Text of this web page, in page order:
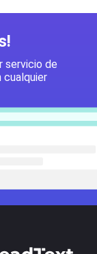
servicio de